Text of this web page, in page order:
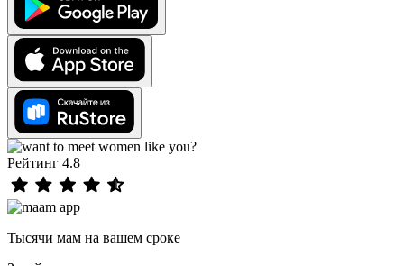
Рейтинг 4.8
Тысячи мам на вашем сроке